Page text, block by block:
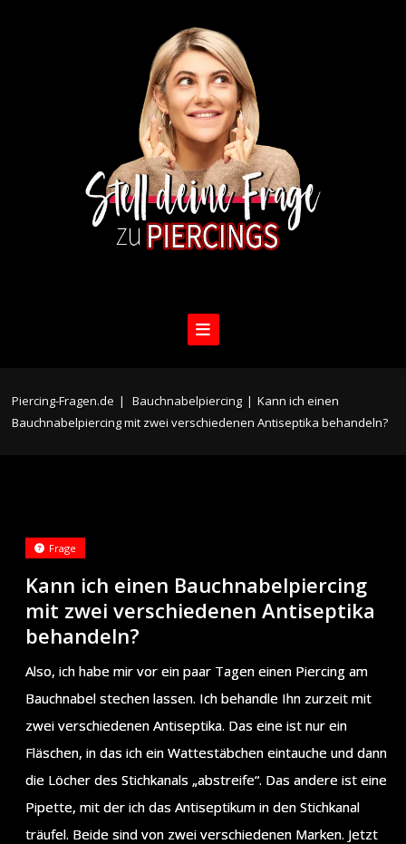
Piercing-Fragen.de | Bauchnabelpiercing | Kann ich einen
Bauchnabelpiercing mit zwei verschiedenen Antiseptika behandeln?
Kann ich einen Bauchnabelpiercing
mit zwei verschiedenen Antiseptika
behandeln?
Frage
Also, ich habe mir vor ein paar Tagen einen Piercing am
Bauchnabel stechen lassen. Ich behandle Ihn zurzeit mit
zwei verschiedenen Antiseptika. Das eine ist nur ein
Fläschen, in das ich ein Wattestäbchen eintauche und dann
die Löcher des Stichkanals „abstreife“. Das andere ist eine
Pipette, mit der ich das Antiseptikum in den Stichkanal
träufel. Beide sind von zwei verschiedenen Marken. Jetzt